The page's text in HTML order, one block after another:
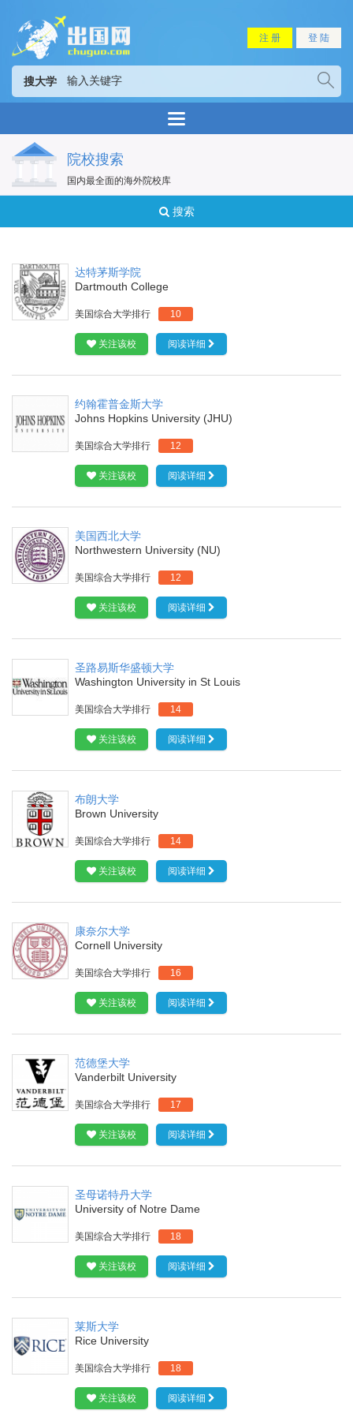
注 册 登 陆
搜大学
院校搜索
国内最全面的海外院校库
搜索
达特茅斯学院
Dartmouth College
美国综合大学排行 10
阅读详细
关注该校
约翰霍普金斯大学
Johns Hopkins University (JHU)
美国综合大学排行 12
阅读详细
关注该校
美国西北大学
Northwestern University (NU)
美国综合大学排行 12
阅读详细
关注该校
圣路易斯华盛顿大学
Washington University in St Louis
美国综合大学排行 14
阅读详细
关注该校
布朗大学
Brown University
美国综合大学排行 14
阅读详细
关注该校
康奈尔大学
Cornell University
美国综合大学排行 16
阅读详细
关注该校
范德堡大学
Vanderbilt University
美国综合大学排行 17
阅读详细
关注该校
圣母诺特丹大学
University of Notre Dame
美国综合大学排行 18
阅读详细
关注该校
莱斯大学
Rice University
美国综合大学排行 18
阅读详细
关注该校